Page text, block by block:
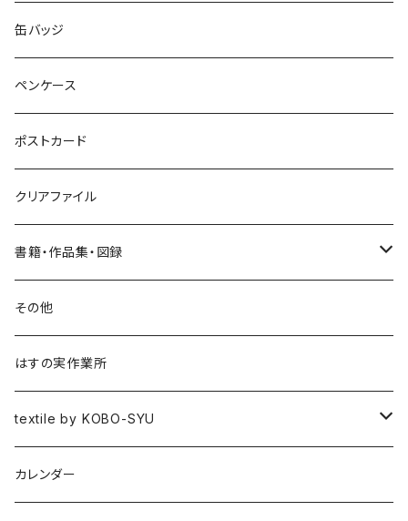
ポニーフック
ブローチ
缶バッジ
ペンケース
ポストカード
クリアファイル
書籍・作品集・図録
書籍
作品集
図録
その他
はすの実作業所
textile by KOBO-SYU
HISASHI IGARASHI
カレンダー